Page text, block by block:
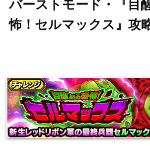
バーストモード・『目
怖！セルマックス』攻